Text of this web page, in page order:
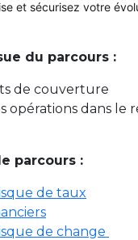
et sécurisez votre
du parcours :
de couverture
opérations dans le
parcours :
de taux
de change